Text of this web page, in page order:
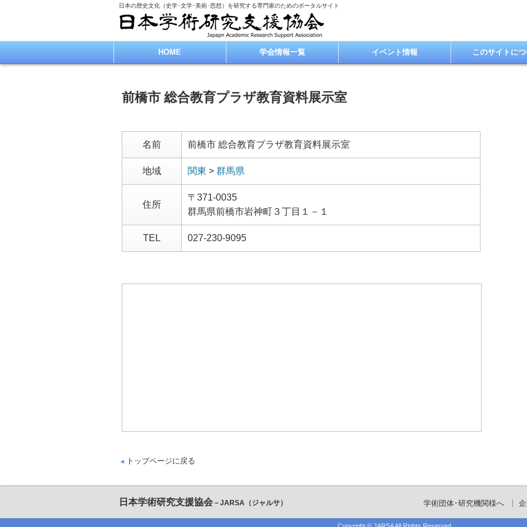
日本の歴史文化（史学･文学･美術･思想）を研究する専門家のためのポータルサイト
HOME 学会情報一覧 イベント情報 このサイトに
前橋市 総合教育プラザ教育資料展示室
名前 前橋市 総合教育プラザ教育資料展示室
地域 関東 > 群馬県
住所
〒371-0035
群馬県前橋市岩神町３丁目１－１
TEL 027-230-9095
トップページに戻る
日本学術研究支援協会 －JARSA（ジャルサ） 学術団体･研究機関様へ